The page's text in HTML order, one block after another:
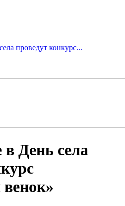
проведут конкурс...
в День села